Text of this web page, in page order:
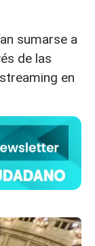
sumarse a
de las
en